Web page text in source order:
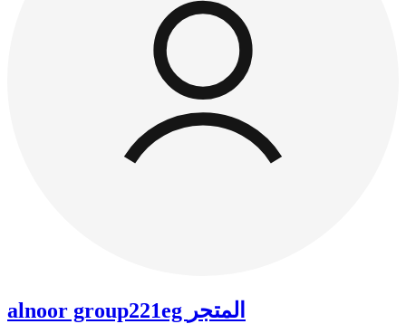
alnoor group221eg المتجر